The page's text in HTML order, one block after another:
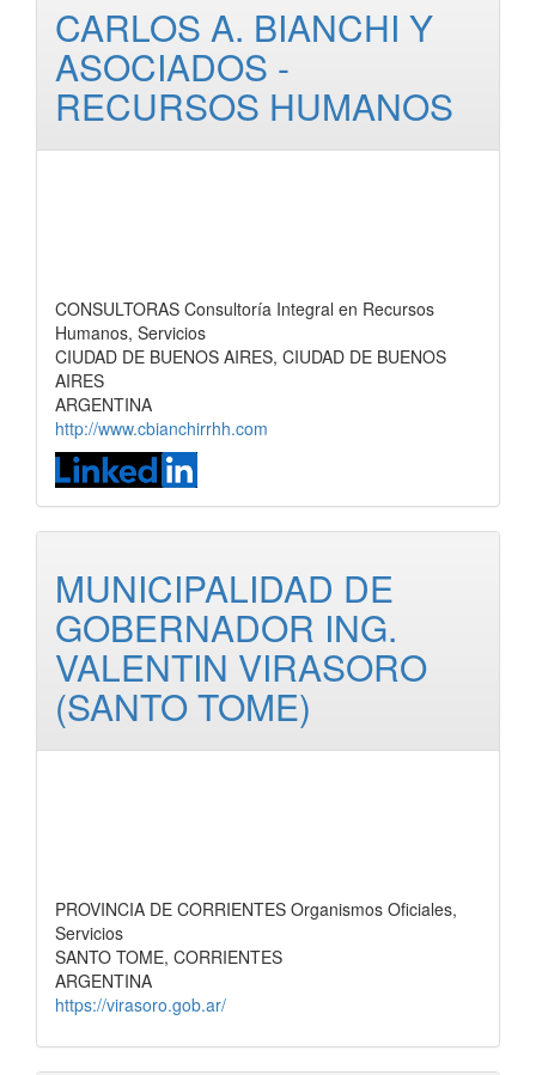
CARLOS A. BIANCHI Y
ASOCIADOS -
RECURSOS HUMANOS
CONSULTORAS Consultoría Integral en Recursos
Humanos, Servicios
CIUDAD DE BUENOS AIRES, CIUDAD DE BUENOS
AIRES
ARGENTINA
http://www.cbianchirrhh.com
MUNICIPALIDAD DE
GOBERNADOR ING.
VALENTIN VIRASORO
(SANTO TOME)
PROVINCIA DE CORRIENTES Organismos Oficiales,
Servicios
SANTO TOME, CORRIENTES
ARGENTINA
https://virasoro.gob.ar/